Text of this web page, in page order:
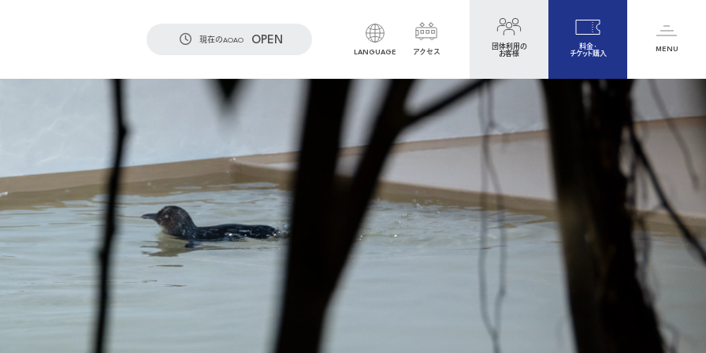
現在のAOAO OPEN
LANGUAGE アクセス
団体利用の
お客様
料金・
チケット購入
MENU